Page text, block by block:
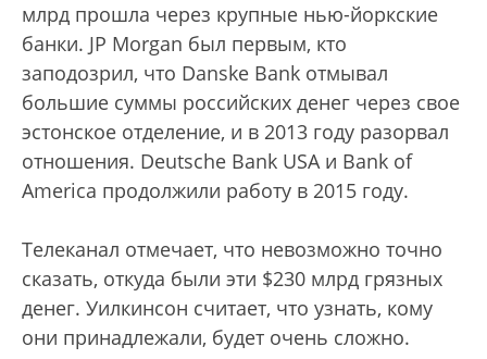
млрд прошла через крупные нью-йоркские
банки. JP Morgan был первым, кто
заподозрил, что Danske Bank отмывал
большие суммы российских денег через свое
эстонское отделение, и в 2013 году разорвал
отношения. Deutsche Bank USA и Bank of
America продолжили работу в 2015 году.
Телеканал отмечает, что невозможно точно
сказать, откуда были эти $230 млрд грязных
денег. Уилкинсон считает, что узнать, кому
они принадлежали, будет очень сложно.